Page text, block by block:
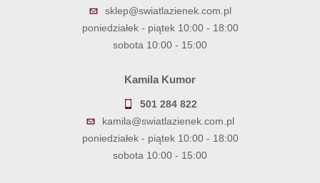
sklep@swiatlazienek.com.pl
poniedziałek - piątek 10:00 - 18:00
sobota 10:00 - 15:00
Kamila Kumor
501 284 822
kamila@swiatlazienek.com.pl
poniedziałek - piątek 10:00 - 18:00
sobota 10:00 - 15:00